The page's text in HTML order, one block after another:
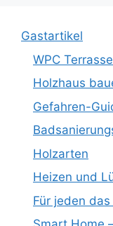
Gastartikel
WPC
Holzhaus
Gefahren-
Holzarten
Heizen und
Für jeden